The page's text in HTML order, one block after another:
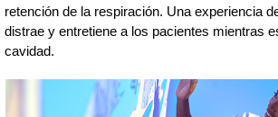
retención de la respiración. Una experiencia
distrae y entretiene a los pacientes mientras
cavidad.